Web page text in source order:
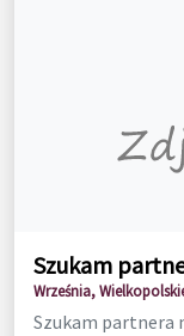
Szukam
Września,
Szukam partnera